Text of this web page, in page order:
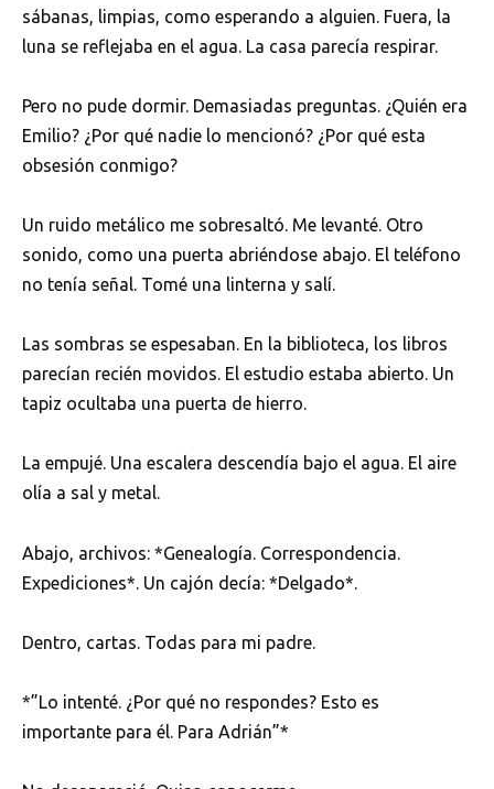
sábanas, limpias, como esperando a alguien. Fuera, la
luna se reflejaba en el agua. La casa parecía respirar.
Pero no pude dormir. Demasiadas preguntas. ¿Quién era
Emilio? ¿Por qué nadie lo mencionó? ¿Por qué esta
obsesión conmigo?
Un ruido metálico me sobresaltó. Me levanté. Otro
sonido, como una puerta abriéndose abajo. El teléfono
no tenía señal. Tomé una linterna y salí.
Las sombras se espesaban. En la biblioteca, los libros
parecían recién movidos. El estudio estaba abierto. Un
tapiz ocultaba una puerta de hierro.
La empujé. Una escalera descendía bajo el agua. El aire
olía a sal y metal.
Abajo, archivos: *Genealogía. Correspondencia.
Expediciones*. Un cajón decía: *Delgado*.
Dentro, cartas. Todas para mi padre.
*”Lo intenté. ¿Por qué no respondes? Esto es
importante para él. Para Adrián”*